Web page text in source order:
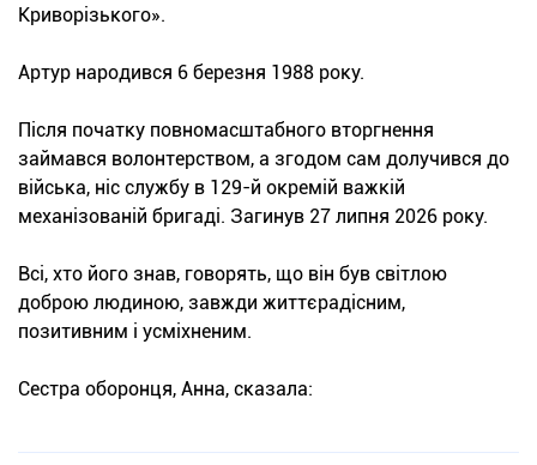
Криворізького».
Артур народився 6 березня 1988 року.
Після початку повномасштабного вторгнення
займався волонтерством, а згодом сам долучився до
війська, ніс службу в 129-й окремій важкій
механізованій бригаді. Загинув 27 липня 2026 року.
Всі, хто його знав, говорять, що він був світлою
доброю людиною, завжди життєрадісним,
позитивним і усміхненим.
Сестра оборонця, Анна, сказала: